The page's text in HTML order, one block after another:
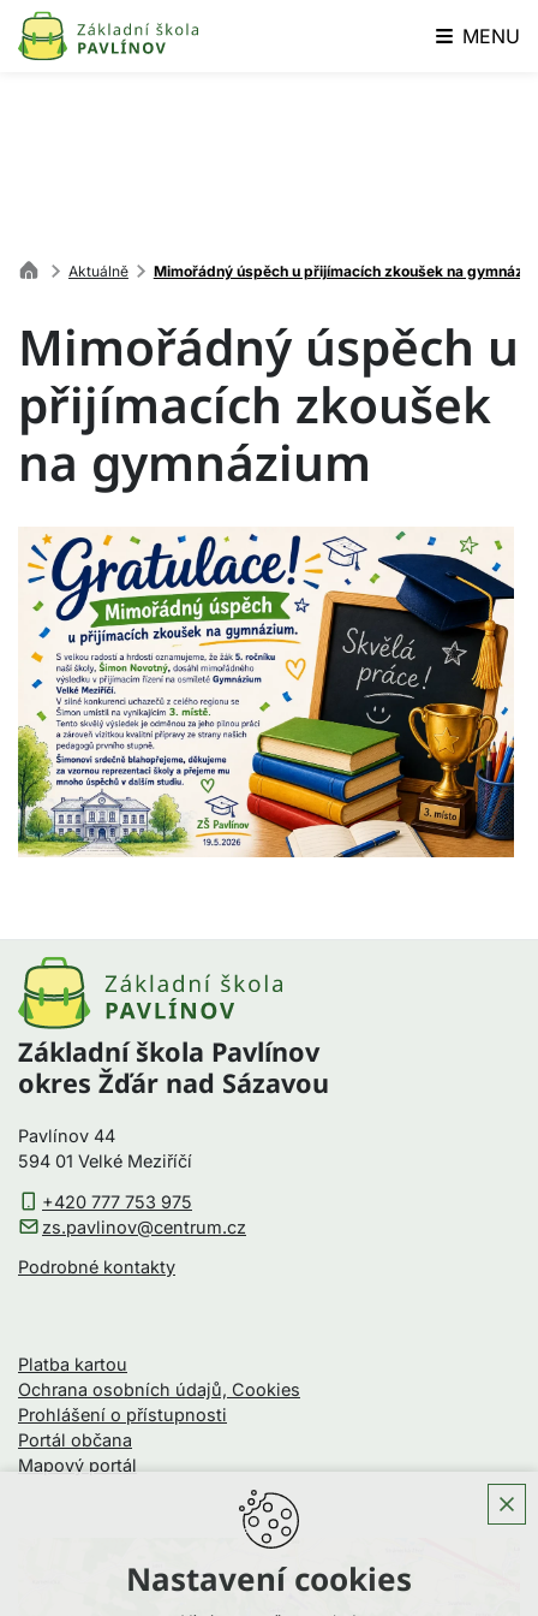
MENU
Aktuálně Mimořádný úspěch u přijímacích zkoušek na
Mimořádný úspěch u
přijímacích zkoušek
na gymnázium
Základní škola Pavlínov
okres Žďár nad Sázavou
Pavlínov 44
594 01 Velké Meziříčí
+420 777 753 975
zs.pavlinov@centrum.cz
Podrobné kontakty
Platba kartou
Ochrana osobních údajů, Cookies
Prohlášení o přístupnosti
Portál občana
Mapový portál
Nastavení cookies